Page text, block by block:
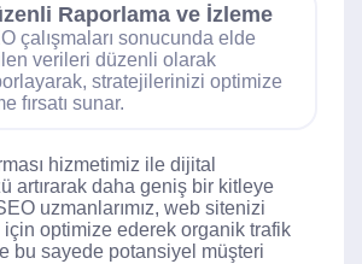
Raporlama ve İzleme
çalışmaları sonucunda elde
verileri düzenli olarak
stratejilerinizi optimize
fırsatı sunar.
hizmetimiz ile dijital
artırarak daha geniş bir kitleye
uzmanlarımız, web sitenizi
için optimize ederek organik trafik
ve bu sayede potansiyel müşteri